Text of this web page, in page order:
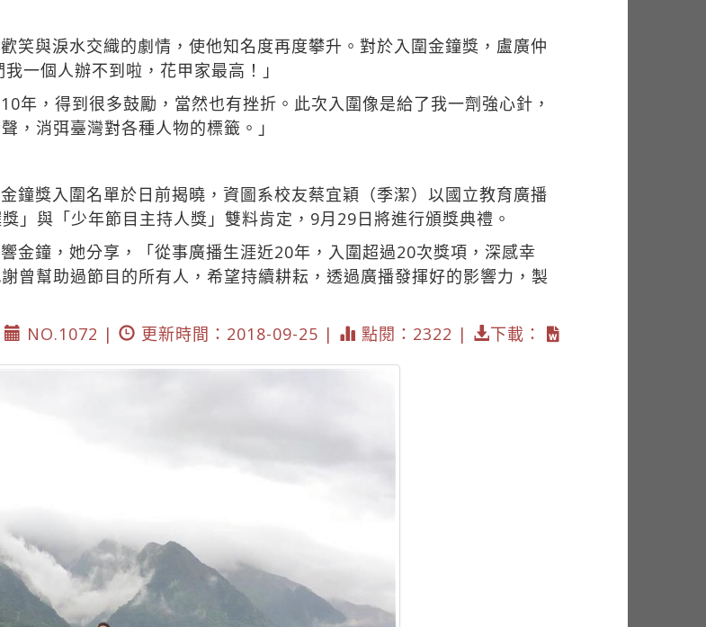
笑與淚水交織的劇情，使他知名度再度攀升。對於入圍金鐘獎，盧廣仲
一個人辦不到啦，花甲家最高！」
年，得到很多鼓勵，當然也有挫折。此次入圍像是給了我一劑強心針，
，消弭臺灣對各種人物的標籤。」
鐘獎入圍名單於日前揭曉，資圖系校友蔡宜穎（季潔）以國立教育廣播
」與「少年節目主持人獎」雙料肯定，9月29日將進行頒獎典禮。
金鐘，她分享，「從事廣播生涯近20年，入圍超過20次獎項，深感幸
曾幫助過節目的所有人，希望持續耕耘，透過廣播發揮好的影響力，製
NO.1072 |
更新時間：2018-09-25 | 點閱：2322 | 下載：